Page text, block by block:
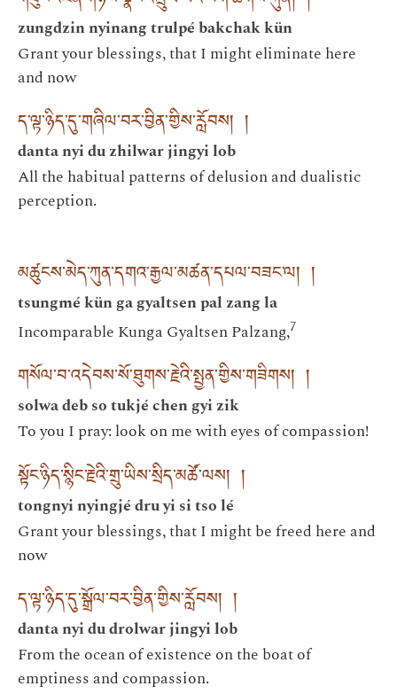
zungdzin nyinang trulpé bakchak kün
Grant your blessings, that I might eliminate here
and now
ད་ལྟ་ཉིད་དུ་གཞིལ་བར་བྱིན་གྱིས་རློབས། །
danta nyi du zhilwar jingyi lob
All the habitual patterns of delusion and dualistic
perception.
མཚུངས་མེད་ཀུན་དགའ་རྒྱལ་མཚན་དཔལ་བཟང་ལ། །
tsungmé kün ga gyaltsen pal zang la
Incomparable Kunga Gyaltsen Palzang,7
གསོལ་བ་འདེབས་སོ་ཐུགས་རྗེའི་སྤྱན་གྱིས་གཟིགས། །
solwa deb so tukjé chen gyi zik
To you I pray: look on me with eyes of compassion!
སྟོང་ཉིད་སྙིང་རྗེའི་གྲུ་ཡིས་སྲིད་མཚོ་ལས། །
tongnyi nyingjé dru yi si tso lé
Grant your blessings, that I might be freed here and
now
ད་ལྟ་ཉིད་དུ་སྒྲོལ་བར་བྱིན་གྱིས་རློབས། །
danta nyi du drolwar jingyi lob
From the ocean of existence on the boat of
emptiness and compassion.